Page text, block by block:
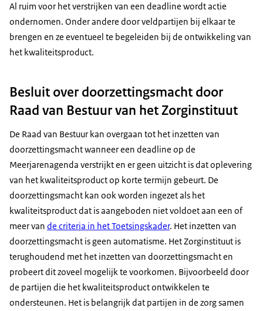
Al ruim voor het verstrijken van een deadline wordt actie
ondernomen. Onder andere door veldpartijen bij elkaar te
brengen en ze eventueel te begeleiden bij de ontwikkeling van
het kwaliteitsproduct.
Besluit over doorzettingsmacht door
Raad van Bestuur van het Zorginstituut
De Raad van Bestuur kan overgaan tot het inzetten van
doorzettingsmacht wanneer een deadline op de
Meerjarenagenda verstrijkt en er geen uitzicht is dat oplevering
van het kwaliteitsproduct op korte termijn gebeurt. De
doorzettingsmacht kan ook worden ingezet als het
kwaliteitsproduct dat is aangeboden niet voldoet aan een of
meer van de criteria in het Toetsingskader. Het inzetten van
doorzettingsmacht is geen automatisme. Het Zorginstituut is
terughoudend met het inzetten van doorzettingsmacht en
probeert dit zoveel mogelijk te voorkomen. Bijvoorbeeld door
de partijen die het kwaliteitsproduct ontwikkelen te
ondersteunen. Het is belangrijk dat partijen in de zorg samen